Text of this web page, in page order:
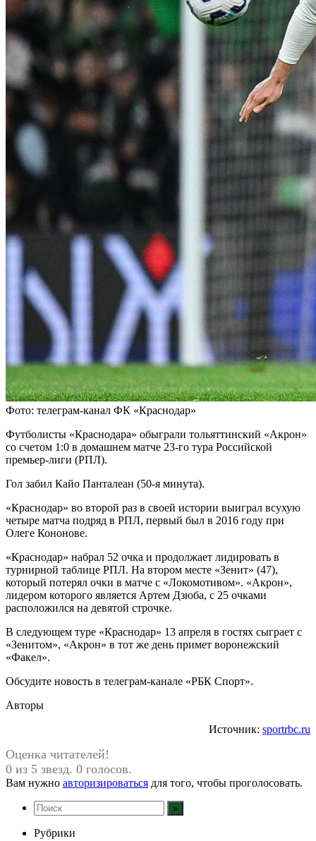
Фото: телеграм-канал ФК «Краснодар»
Футболисты «Краснодара» обыграли тольяттинский «Акрон»
со счетом 1:0 в домашнем матче 23-го тура Российской
премьер-лиги (РПЛ).
Гол забил Кайо Панталеан (50-я минута).
«Краснодар» во второй раз в своей истории выиграл всухую
четыре матча подряд в РПЛ, первый был в 2016 году при
Олеге Кононове.
«Краснодар» набрал 52 очка и продолжает лидировать в
турнирной таблице РПЛ. На втором месте «Зенит» (47),
который потерял очки в матче с «Локомотивом». «Акрон»,
лидером которого является Артем Дзюба, с 25 очками
расположился на девятой строчке.
В следующем туре «Краснодар» 13 апреля в гостях сыграет с
«Зенитом», «Акрон» в тот же день примет воронежский
«Факел».
Обсудите новость в телеграм-канале «РБК Спорт».
Авторы
Источник: sportrbc.ru
Оценка читателей!
0 из 5 звезд. 0 голосов.
Вам нужно авторизироваться для того, чтобы проголосовать.
Рубрики